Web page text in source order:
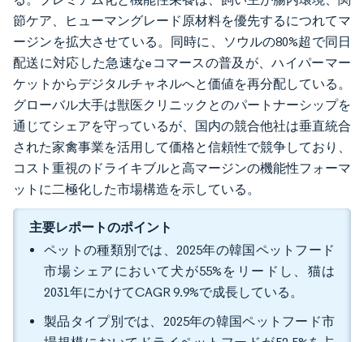
節ケア、ヒューマングレード原材料を優先するにつれてマ
ージンを拡大させている。同時に、ソウルの80%超で同日
配送に対応した急速なeコマースの普及が、ハイパーマー
ケットからデジタルチャネルへと価値を再分配している。
グローバル大手は獣医クリニックとのパートナーシップを
通じてシェアを守っているが、国内の競合他社は垂直統合
された家禽事業を活用して価格と信頼性で競争しており、
コスト重視のドライキブルと高マージンの機能性フォーマ
ットに二極化した市場構造を示している。
主要レポートのポイント
ペットの種類別では、2025年の韓国ペットフード
市場シェアにおいて犬が55%をリードし、猫は
2031年にかけてCAGR 9.9%で成長している。
製品タイプ別では、2025年の韓国ペットフード市